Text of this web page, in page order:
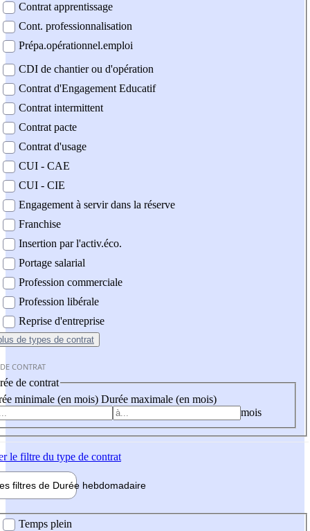
Contrat apprentissage
Cont. professionnalisation
Prépa.opérationnel.emploi
CDI de chantier ou d'opération
Contrat d'Engagement Educatif
Contrat intermittent
Contrat pacte
Contrat d'usage
CUI - CAE
CUI - CIE
Engagement à servir dans la réserve
Franchise
Insertion par l'activ.éco.
Portage salarial
Profession commerciale
Profession libérale
Reprise d'entreprise
de types de contrat
CONTRAT
de contrat
minimale (en mois) Durée maximale (en mois)
mois
le filtre du type de contrat
filtres de Durée hebdomadaire
Temps plein